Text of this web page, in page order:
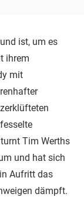
ist, um es
ihrem
mit
Tim Werths
und hat sich
Aufritt das
dämpft.